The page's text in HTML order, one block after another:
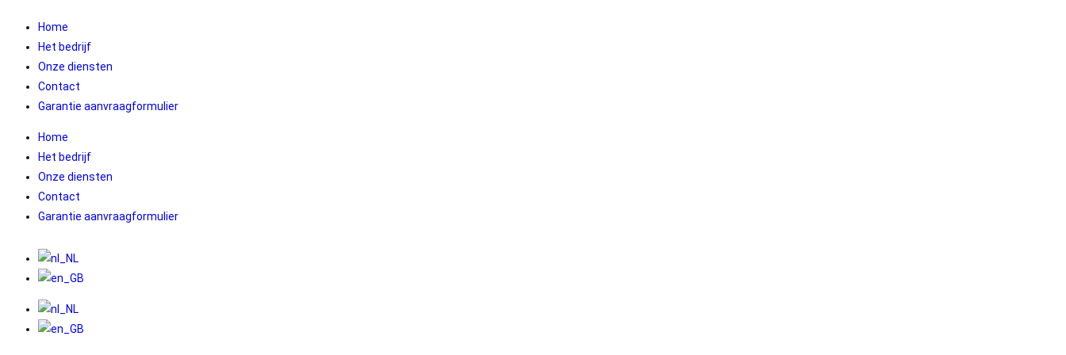
Home
Het bedrijf
Onze diensten
Contact
Garantie aanvraagformulier
Home
Het bedrijf
Onze diensten
Contact
Garantie aanvraagformulier